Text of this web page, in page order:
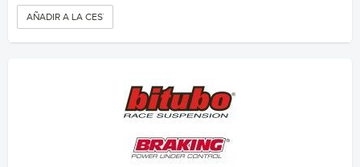
AÑADIR A LA CESTA